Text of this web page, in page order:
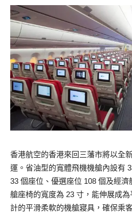
香港航空的香港來回三藩市將以全
運。省油型的寬體飛機機艙內設有
33 個座位、優選座位 108 個及經
艙座椅的寬度為 23 寸，能伸展成
計的平滑柔軟的機艙寢具，確保乘